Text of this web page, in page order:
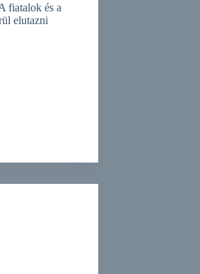
fiatalok és a
elutazni